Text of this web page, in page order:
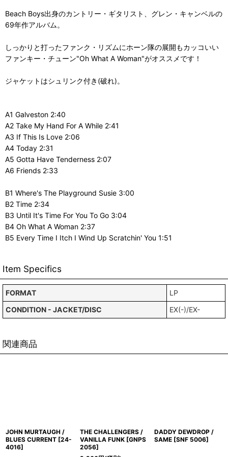
Beach Boys出身のカントリー・ギタリスト、グレン・キャンベルの
69年作アルバム。
しっかりと打ったファンク・リズムにホーン隊の展開もカッコいい
ファンキー・チューン"Oh What A Woman"がオススメです！
ジャケットはシュリンク付き(破れ)。
A1 Galveston 2:40
A2 Take My Hand For A While 2:41
A3 If This Is Love 2:06
A4 Today 2:31
A5 Gotta Have Tenderness 2:07
A6 Friends 2:33
B1 Where's The Playground Susie 3:00
B2 Time 2:34
B3 Until It's Time For You To Go 3:04
B4 Oh What A Woman 2:37
B5 Every Time I Itch I Wind Up Scratchin' You 1:51
Item Specifics
FORMAT
LP
CONDITION - JACKET/DISC
EX(-)/EX-
関連商品
JOHN MURTAUGH /
BLUES CURRENT [24-
4016]
THE CHALLENGERS /
VANILLA FUNK [GNPS
2056]
DADDY DEWDROP /
SAME [SNF 5006]